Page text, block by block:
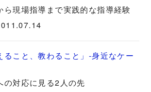
ら現場指導まで実践的な指導経験
ること、教わること」-身近なケー
の対応に見る2人の先